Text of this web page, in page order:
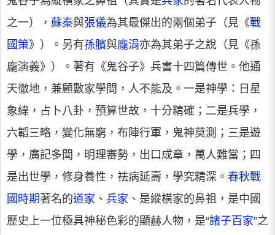
之一）， 蘇秦與張儀為其最傑出的兩個弟子（見《戰
國策》）。另有孫臏與龐涓亦為其弟子之說（見《孫
龐演義》）。著有《鬼谷子》兵書十四篇傳世。他通
天徹地，兼顧數家學問，人不能及。一是神學：日星
象緯，占卜八卦，預算世故，十分精確；二是兵學，
六韜三略，變化無窮，布陣行軍，鬼神莫測；三是遊
學，廣記多聞，明理審勢，出口成章，萬人難當；四
是出世學，修身養性，祛病延壽，學究精深。 春秋戰
國時期著名的道家 、 兵家 、是縱橫家的鼻祖，是中國
歷史上一位極具神秘色彩的顯赫人物，是“諸子百家”之